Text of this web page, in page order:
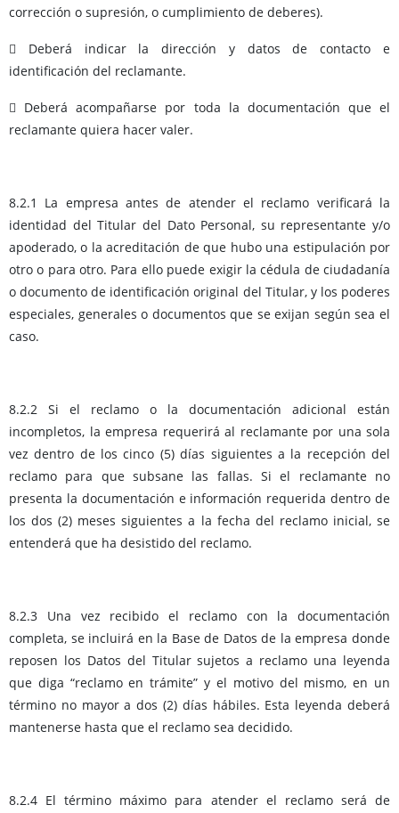
corrección o supresión, o cumplimiento de deberes).
 Deberá indicar la dirección y datos de contacto e
identificación del reclamante.
 Deberá acompañarse por toda la documentación que el
reclamante quiera hacer valer.
8.2.1 La empresa antes de atender el reclamo verificará la
identidad del Titular del Dato Personal, su representante y/o
apoderado, o la acreditación de que hubo una estipulación por
otro o para otro. Para ello puede exigir la cédula de ciudadanía
o documento de identificación original del Titular, y los poderes
especiales, generales o documentos que se exijan según sea el
caso.
8.2.2 Si el reclamo o la documentación adicional están
incompletos, la empresa requerirá al reclamante por una sola
vez dentro de los cinco (5) días siguientes a la recepción del
reclamo para que subsane las fallas. Si el reclamante no
presenta la documentación e información requerida dentro de
los dos (2) meses siguientes a la fecha del reclamo inicial, se
entenderá que ha desistido del reclamo.
8.2.3 Una vez recibido el reclamo con la documentación
completa, se incluirá en la Base de Datos de la empresa donde
reposen los Datos del Titular sujetos a reclamo una leyenda
que diga “reclamo en trámite” y el motivo del mismo, en un
término no mayor a dos (2) días hábiles. Esta leyenda deberá
mantenerse hasta que el reclamo sea decidido.
8.2.4 El término máximo para atender el reclamo será de